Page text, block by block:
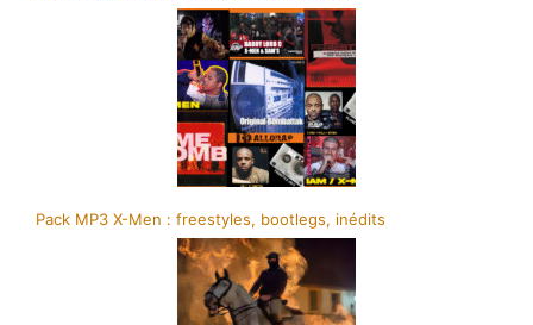
Pack MP3 X-Men : freestyles, bootlegs, inédits